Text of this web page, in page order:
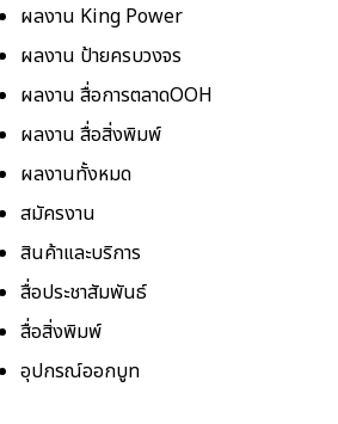
ผลงาน King Power
ผลงาน ป้ายครบวงจร
ผลงาน สื่อการตลาดOOH
ผลงาน สื่อสิ่งพิมพ์
ผลงานทั้งหมด
สมัครงาน
สินค้าและบริการ
สื่อประชาสัมพันธ์
สื่อสิ่งพิมพ์
อุปกรณ์ออกบูท